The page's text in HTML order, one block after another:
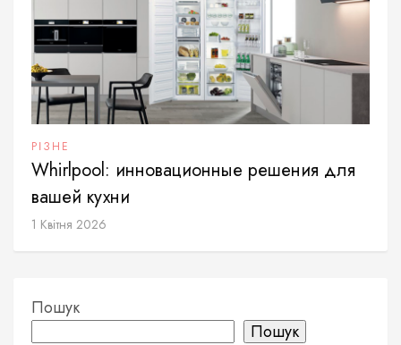
РІЗНЕ
Whirlpool: инновационные решения для
вашей кухни
1 Квітня 2026
Пошук
Пошук